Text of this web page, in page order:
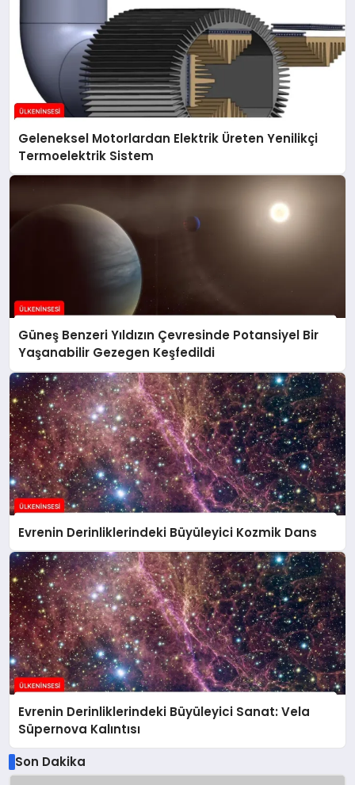
Geleneksel Motorlardan Elektrik Üreten Yenilikçi
Termoelektrik Sistem
Güneş Benzeri Yıldızın Çevresinde Potansiyel Bir
Yaşanabilir Gezegen Keşfedildi
Evrenin Derinliklerindeki Büyüleyici Kozmik Dans
Evrenin Derinliklerindeki Büyüleyici Sanat: Vela
Süpernova Kalıntısı
Son Dakika